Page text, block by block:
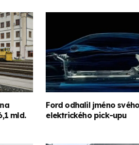
mld.
Ford odhalil jméno
elektrického pick-upu